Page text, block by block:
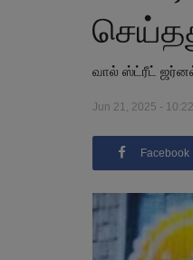
வால் ஸ்ட்ரீட்
Jun 21, 2025 - 10:22
Facebook